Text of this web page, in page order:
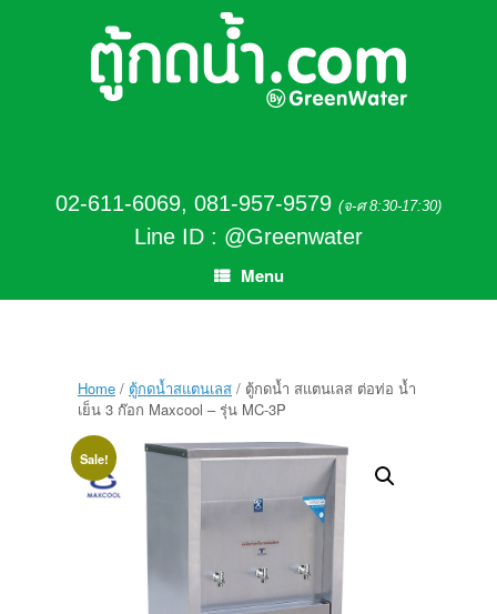
02-611-6069, 081-957-9579 (จ-ศ 8:30-17:30)
Line ID : @Greenwater
Menu
Home / ตู้กดน้ำสแตนเลส / ตู้กดน้ำ สแตนเลส ต่อท่อ น้ำ
เย็น 3 ก๊อก Maxcool – รุ่น MC-3P
Sale!